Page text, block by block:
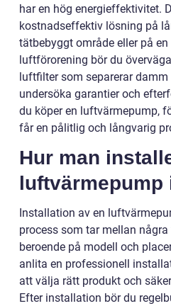
har en hög energieffektivitet.
kostnadseffektiv lösning på
tätbebyggt område eller på
luftförorening bör du
luftfilter som separerar
undersöka garantier och
du köper en luftvärmepump,
får en pålitlig och långvarig
Hur man
luftvärmepump
Installation av en
process som tar mellan
beroende på modell och
anlita en professionell
att välja rätt produkt och
Efter installation bör du